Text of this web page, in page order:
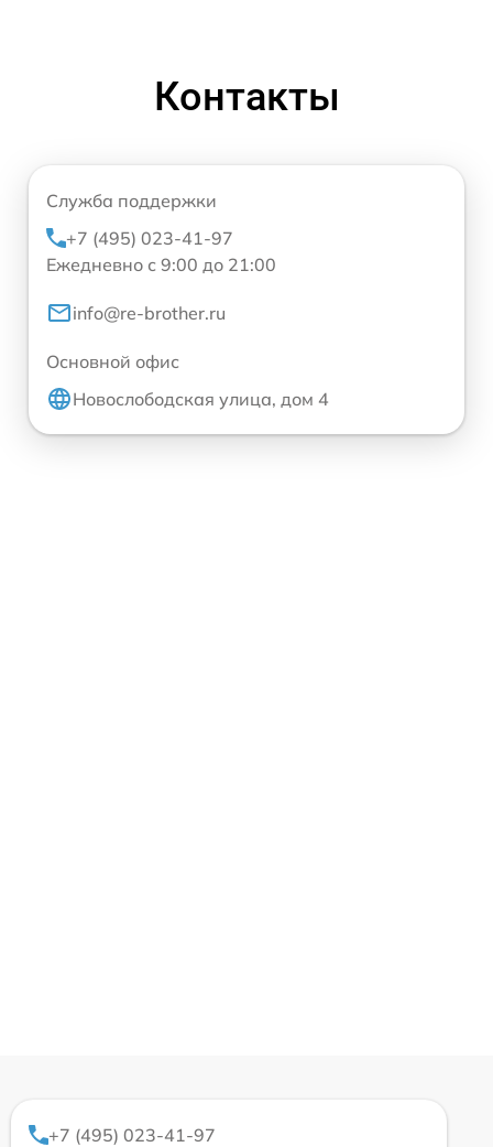
Контакты
Служба поддержки
+7 (495) 023-41-97
Ежедневно с 9:00 до 21:00
info@re-brother.ru
Основной офис
Новослободская улица, дом 4
+7 (495) 023-41-97